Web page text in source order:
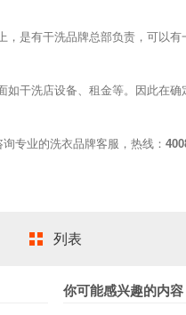
有干洗品牌总部负责，可以有
洗店设备、租金等。因此在确
专业的洗衣品牌客服，热线：
列表
你可能感兴趣的内容